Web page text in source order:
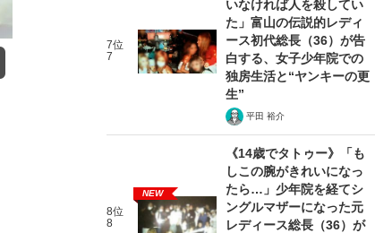
7位
7
いなければ人を殺してい
た」富山の伝説的レディ
ース初代総長（36）が告
白する、女子少年院での
独房生活と“ヤンキーの更
生”
平田 裕介
8位
8
NEW
《14歳でタトゥー》「も
しこの腕がきれいになっ
たら…」少年院を経てシ
ングルマザーになった元
レディース総長（36）が